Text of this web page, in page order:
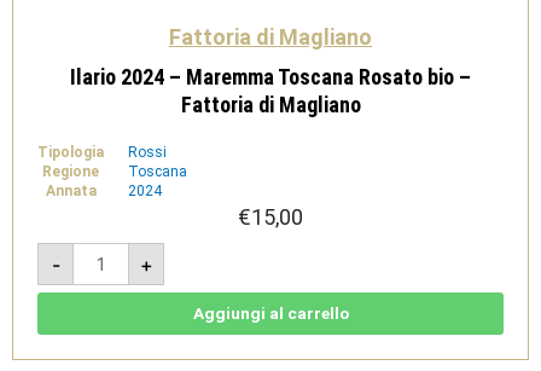
Fattoria di Magliano
Ilario 2024 – Maremma Toscana Rosato bio –
Fattoria di Magliano
Tipologia
Rossi
Regione
Toscana
Annata
2024
€15,00
-
Ilario
2024
-
Maremma
-
+
Aggiungi al carrello